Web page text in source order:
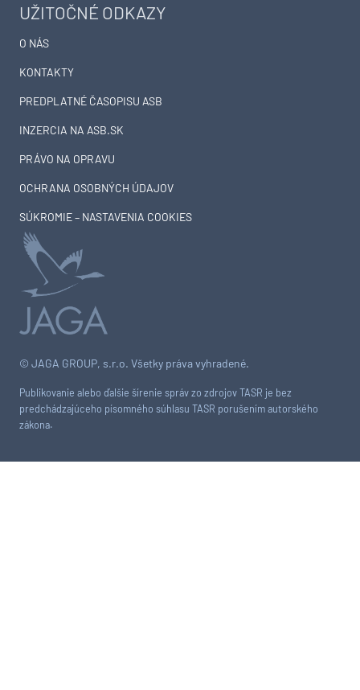
© JAGA GROUP, s.r.o. Všetky práva vyhradené.
Publikovanie alebo ďalšie šírenie správ zo zdrojov TASR je bez
predchádzajúceho písomného súhlasu TASR porušením autorského
zákona.
UŽITOČNÉ ODKAZY
O NÁS
KONTAKTY
PREDPLATNÉ ČASOPISU ASB
INZERCIA NA ASB.SK
PRÁVO NA OPRAVU
OCHRANA OSOBNÝCH ÚDAJOV
SÚKROMIE – NASTAVENIA COOKIES